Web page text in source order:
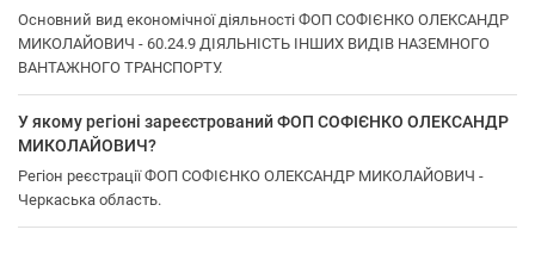
Основний вид економічної діяльності ФОП СОФІЄНКО ОЛЕКСАНДР
МИКОЛАЙОВИЧ - 60.24.9 ДІЯЛЬНІСТЬ ІНШИХ ВИДІВ НАЗЕМНОГО
ВАНТАЖНОГО ТРАНСПОРТУ.
У якому регіоні зареєстрований ФОП СОФІЄНКО ОЛЕКСАНДР
МИКОЛАЙОВИЧ?
Регіон реєстрації ФОП СОФІЄНКО ОЛЕКСАНДР МИКОЛАЙОВИЧ -
Черкаська область.